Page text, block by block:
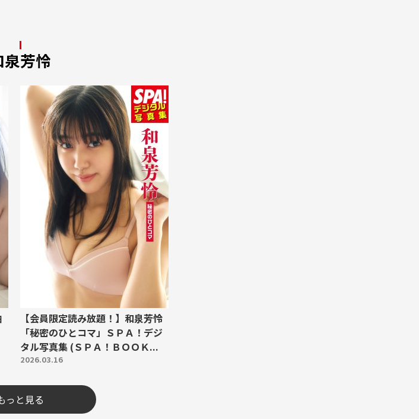
泉芳怜
【会員限定読み放題！】和泉芳怜
「秘密のひとコマ」ＳＰＡ！デジ
タル写真集 (ＳＰＡ！ＢＯＯＫ...
2026.03.16
っと見る